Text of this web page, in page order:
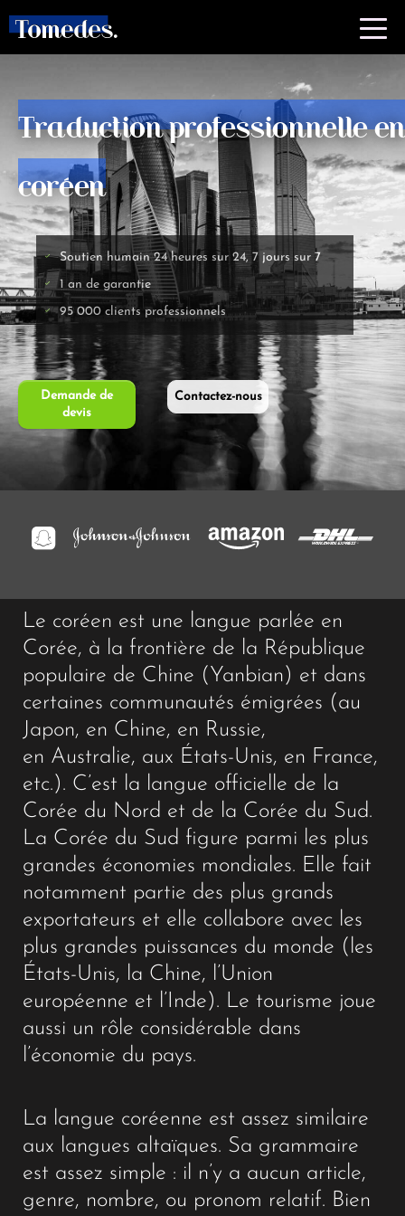
Traduction professionnelle en
coréen
Soutien humain 24 heures sur 24, 7 jours sur 7
1 an de garantie
95 000 clients professionnels
Demande de
devis
Contactez-nous
Le coréen est une langue parlée en
Corée, à la frontière de la République
populaire de Chine (Yanbian) et dans
certaines communautés émigrées (au
Japon, en Chine, en Russie,
en Australie, aux États-Unis, en France,
etc.). C’est la langue officielle de la
Corée du Nord et de la Corée du Sud.
La Corée du Sud figure parmi les plus
grandes économies mondiales. Elle fait
notamment partie des plus grands
exportateurs et elle collabore avec les
plus grandes puissances du monde (les
États-Unis, la Chine, l’Union
européenne et l’Inde). Le tourisme joue
aussi un rôle considérable dans
l’économie du pays.
La langue coréenne est assez similaire
aux langues altaïques. Sa grammaire
est assez simple : il n’y a aucun article,
genre, nombre, ou pronom relatif. Bien